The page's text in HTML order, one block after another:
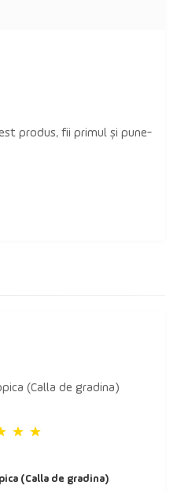
produs, fii primul și pune-
(Calla de gradina)